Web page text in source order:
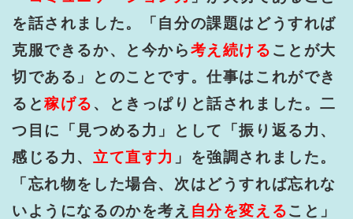
を話されました。「自分の課題はどうすれば
克服できるか、と今から考え続ける ことが大
切である」とのことです。仕事はこれができ
ると稼げる 、ときっぱりと話されました。二
つ目に「見つめる力」として「振り返る力、
感じる力、 立て直す力 」を強調されました。
「忘れ物をした場合、次はどうすれば忘れな
いようになるのかを考え 自分を変えること」